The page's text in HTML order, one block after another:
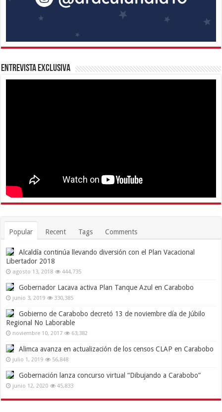
Entrevista Exclusiva
Popular Recent Tags Comments
Alcaldía continúa llevando diversión con el Plan Vacacional
Libertador 2018
agosto 13, 2018 444,735
Gobernador Lacava activa Plan Tanque Azul en Carabobo
junio 3, 2019 330,385
Gobierno de Carabobo decretó 13 de noviembre día de Júbilo
Regional No Laborable
noviembre 10, 2017 63,382
Alimca avanza en actualización de los censos CLAP en Carabobo
julio 1, 2019 56,848
Gobernación lanza concurso virtual “Dibujando a Carabobo”
junio 12, 2020 45,833